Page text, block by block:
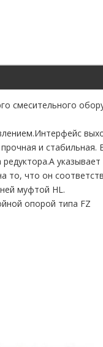
смесительного
и стабильная.
то, что он
муфтой HL.
опорой типа FZ